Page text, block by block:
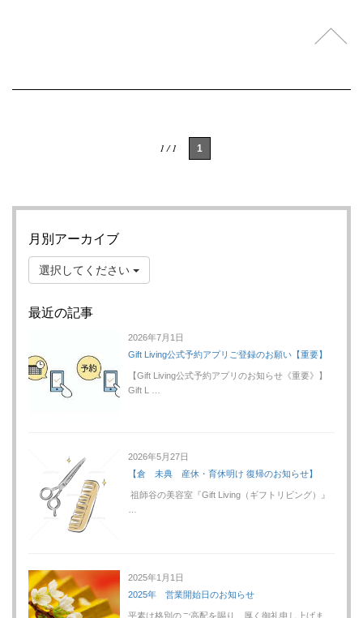
1 / 1 1
月別アーカイブ
選択してください
最近の記事
2026年7月1日
Gift Living公式予約アプリご登録のお願い【重要】
【Gift Living公式予約アプリのお知らせ《重要》】
Gift L …
2026年5月27日
【倉 未典 産休・育休明け 復帰のお知らせ】
祖師谷の美容室『Gift Living（ギフトリビング）』
2025年1月1日
2025年 営業開始日のお知らせ
平素は格別のご高配を賜り、厚く御礼申し上げま